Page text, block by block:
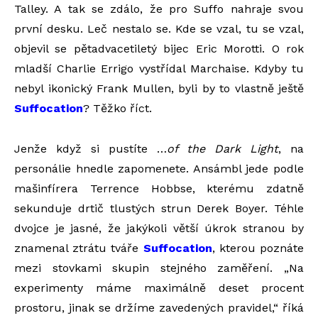
Talley. A tak se zdálo, že pro Suffo nahraje svou
první desku. Leč nestalo se. Kde se vzal, tu se vzal,
objevil se pětadvacetiletý bijec Eric Morotti. O rok
mladší Charlie Errigo vystřídal Marchaise. Kdyby tu
nebyl ikonický Frank Mullen, byli by to vlastně ještě
Suffocation? Těžko říct.
Jenže když si pustíte …of the Dark Light, na
personálie hnedle zapomenete. Ansámbl jede podle
mašinfírera Terrence Hobbse, kterému zdatně
sekunduje drtič tlustých strun Derek Boyer. Téhle
dvojce je jasné, že jakýkoli větší úkrok stranou by
znamenal ztrátu tváře Suffocation, kterou poznáte
mezi stovkami skupin stejného zaměření. „Na
experimenty máme maximálně deset procent
prostoru, jinak se držíme zavedených pravidel,“ říká